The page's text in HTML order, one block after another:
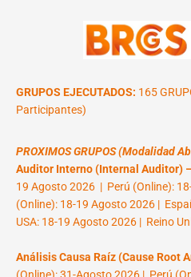
GRUPOS EJECUTADOS: 165
Participantes)
PROXIMOS GRUPOS (Modalidad
Auditor Interno (Internal Auditor)
19 Agosto 2026 | Perú (Online):
(Online): 18-19 Agosto 2026 |
USA: 18-19 Agosto 2026 | Reino
Análisis Causa Raíz (Cause Root
(Online): 31-Agosto 2026 | Perú